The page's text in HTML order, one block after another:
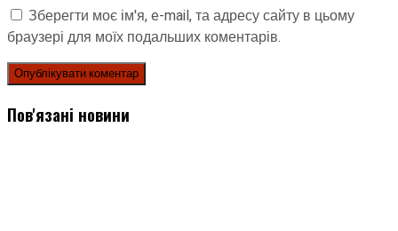
Зберегти моє ім'я, e-mail, та адресу сайту в цьому
браузері для моїх подальших коментарів.
Пов'язані новини